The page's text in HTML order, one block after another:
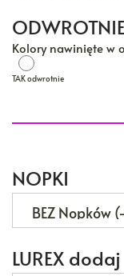
Kolory nawinięte w
TAK odwrotnie
NOPKI
LUREX dodaj